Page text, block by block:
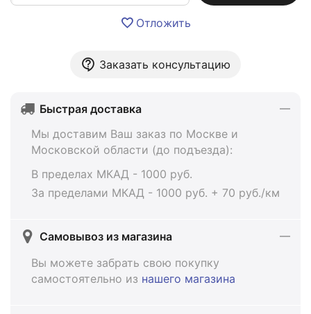
Отложить
Заказать консультацию
Быстрая доставка
Мы доставим Ваш заказ по Москве и
Московской области (до подъезда):
В пределах МКАД - 1000 руб.
За пределами МКАД - 1000 руб. + 70 руб./км
Самовывоз из магазина
Вы можете забрать свою покупку
самостоятельно из нашего магазина